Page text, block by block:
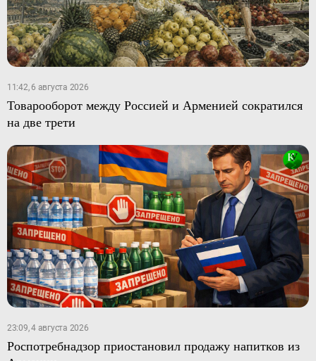
11:42, 6 августа 2026
Товарооборот между Россией и Арменией сократился
на две трети
23:09, 4 августа 2026
Роспотребнадзор приостановил продажу напитков из